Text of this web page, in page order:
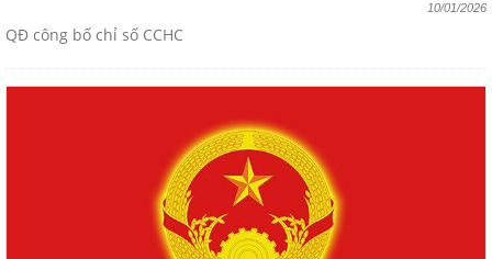
10/01/2026
QĐ công bố chỉ số CCHC